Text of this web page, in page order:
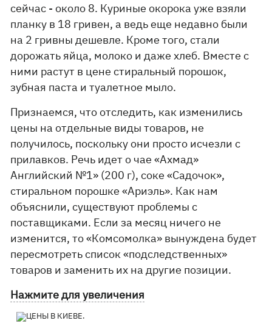
сейчас - около 8. Куриные окорока уже взяли
планку в 18 гривен, а ведь еще недавно были
на 2 гривны дешевле. Кроме того, стали
дорожать яйца, молоко и даже хлеб. Вместе с
ними растут в цене стиральный порошок,
зубная паста и туалетное мыло.
Признаемся, что отследить, как изменились
цены на отдельные виды товаров, не
получилось, поскольку они просто исчезли с
прилавков. Речь идет о чае «Ахмад»
Английский №1» (200 г), соке «Садочок»,
стиральном порошке «Ариэль». Как нам
объяснили, существуют проблемы с
поставщиками. Если за месяц ничего не
изменится, то «Комсомолка» вынуждена будет
пересмотреть список «подследственных»
товаров и заменить их на другие позиции.
Нажмите для увеличения